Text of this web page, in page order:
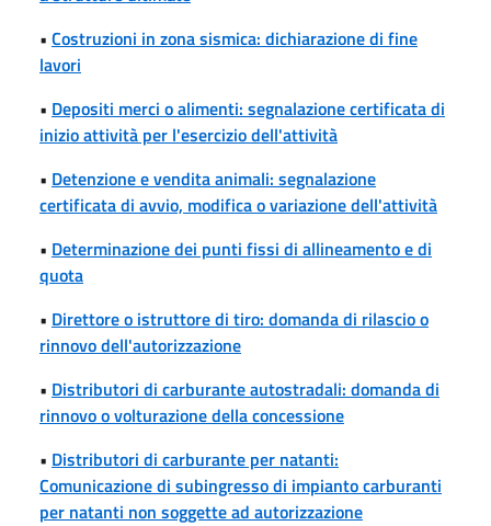
• Costruzioni in zona sismica: dichiarazione di fine
lavori
• Depositi merci o alimenti: segnalazione certificata di
inizio attività per l'esercizio dell'attività
• Detenzione e vendita animali: segnalazione
certificata di avvio, modifica o variazione dell'attività
• Determinazione dei punti fissi di allineamento e di
quota
• Direttore o istruttore di tiro: domanda di rilascio o
rinnovo dell'autorizzazione
• Distributori di carburante autostradali: domanda di
rinnovo o volturazione della concessione
• Distributori di carburante per natanti:
Comunicazione di subingresso di impianto carburanti
per natanti non soggette ad autorizzazione